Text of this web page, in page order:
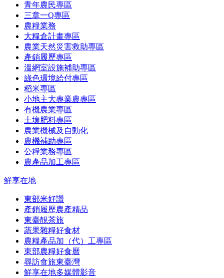
青年農民專區
三章一Q專區
農糧業務
大糧倉計畫專區
農業天然災害救助專區
產銷履歷專區
溫網室設施補助專區
綠色環境給付專區
稻米專區
小地主大專業農專區
有機農業專區
土壤肥料專區
農業機械及自動化
農機補助專區
公糧業務專區
農產品加工專區
鮮享在地
東部米好讚
產銷履歷農產精品
東臺靚茶旅
蔬果雜糧好食材
農糧產品加（代）工專區
東部農糧好食曆
尋訪食旅東臺灣
鮮享在地多媒體影音